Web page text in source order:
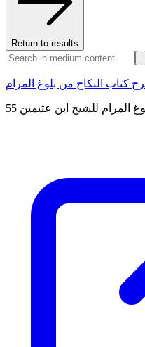
Return to results
كتاب النكاح من بلوغ المرام
المرام للشيخ ابن عثيمين 55